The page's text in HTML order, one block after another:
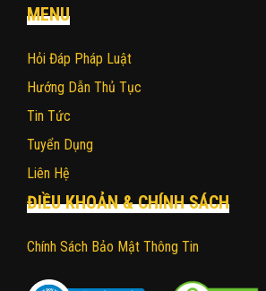
MENU
Hỏi Đáp Pháp Luật
Hướng Dẫn Thủ Tục
Tin Tức
Tuyển Dụng
Liên Hệ
ĐIỀU KHOẢN & CHÍNH SÁCH
Chính Sách Bảo Mật Thông Tin